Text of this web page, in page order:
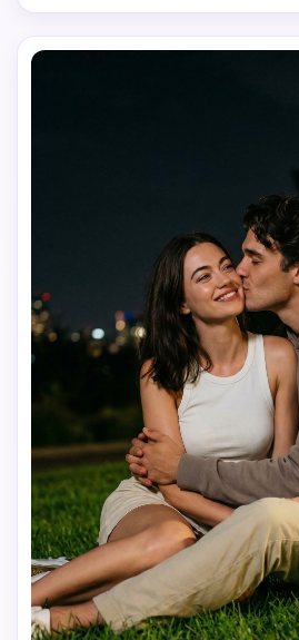
Blumenkleid mit einem Schal